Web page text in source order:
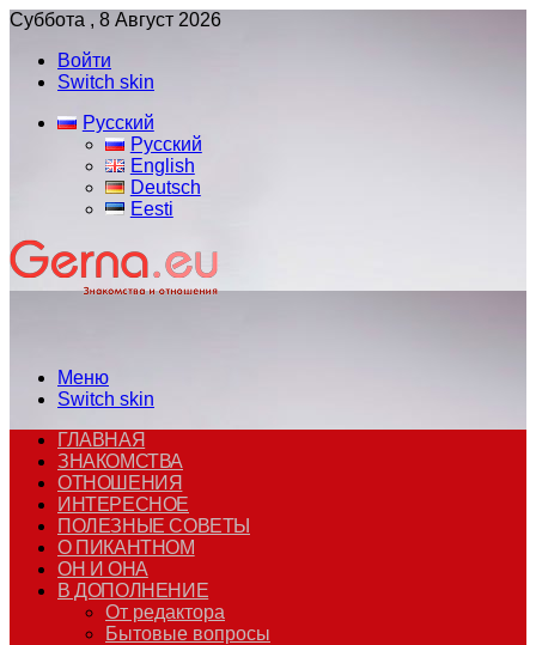
Суббота , 8 Август 2026
Войти
Switch skin
Русский
Русский
English
Deutsch
Eesti
Меню
Switch skin
ГЛАВНАЯ
ЗНАКОМСТВА
ОТНОШЕНИЯ
ИНТЕРЕСНОЕ
ПОЛЕЗНЫЕ СОВЕТЫ
О ПИКАНТНОМ
ОН И ОНА
В ДОПОЛНЕНИЕ
От редактора
Бытовые вопросы